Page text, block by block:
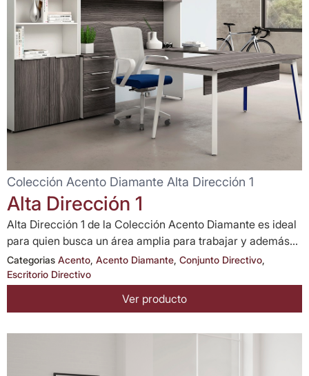
Colección Acento Diamante Alta Dirección 1
Alta Dirección 1
Alta Dirección 1 de la Colección Acento Diamante es ideal
para quien busca un área amplia para trabajar y además...
Categorias Acento, Acento Diamante, Conjunto Directivo,
Escritorio Directivo
Ver producto